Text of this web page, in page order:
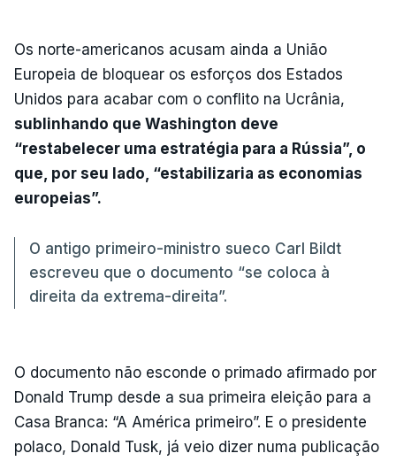
Os norte-americanos acusam ainda a União
Europeia de bloquear os esforços dos Estados
Unidos para acabar com o conflito na Ucrânia,
sublinhando que Washington deve
“restabelecer uma estratégia para a Rússia”, o
que, por seu lado, “estabilizaria as economias
europeias”.
O antigo primeiro-ministro sueco Carl Bildt
escreveu que o documento “se coloca à
direita da extrema-direita”.
O documento não esconde o primado afirmado por
Donald Trump desde a sua primeira eleição para a
Casa Branca: “A América primeiro”. E o presidente
polaco, Donald Tusk, já veio dizer numa publicação